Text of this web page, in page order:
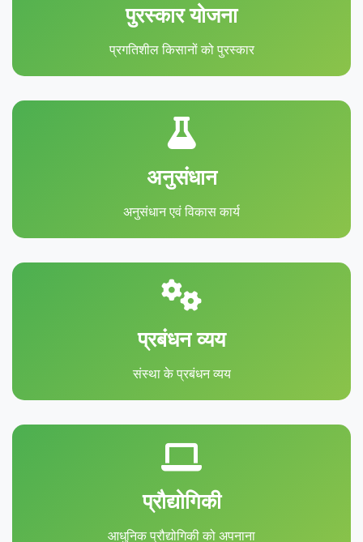
पुरस्कार योजना
प्रगतिशील किसानों को पुरस्कार
अनुसंधान
अनुसंधान एवं विकास कार्य
प्रबंधन व्यय
संस्था के प्रबंधन व्यय
प्रौद्योगिकी
आधुनिक प्रौद्योगिकी को अपनाना